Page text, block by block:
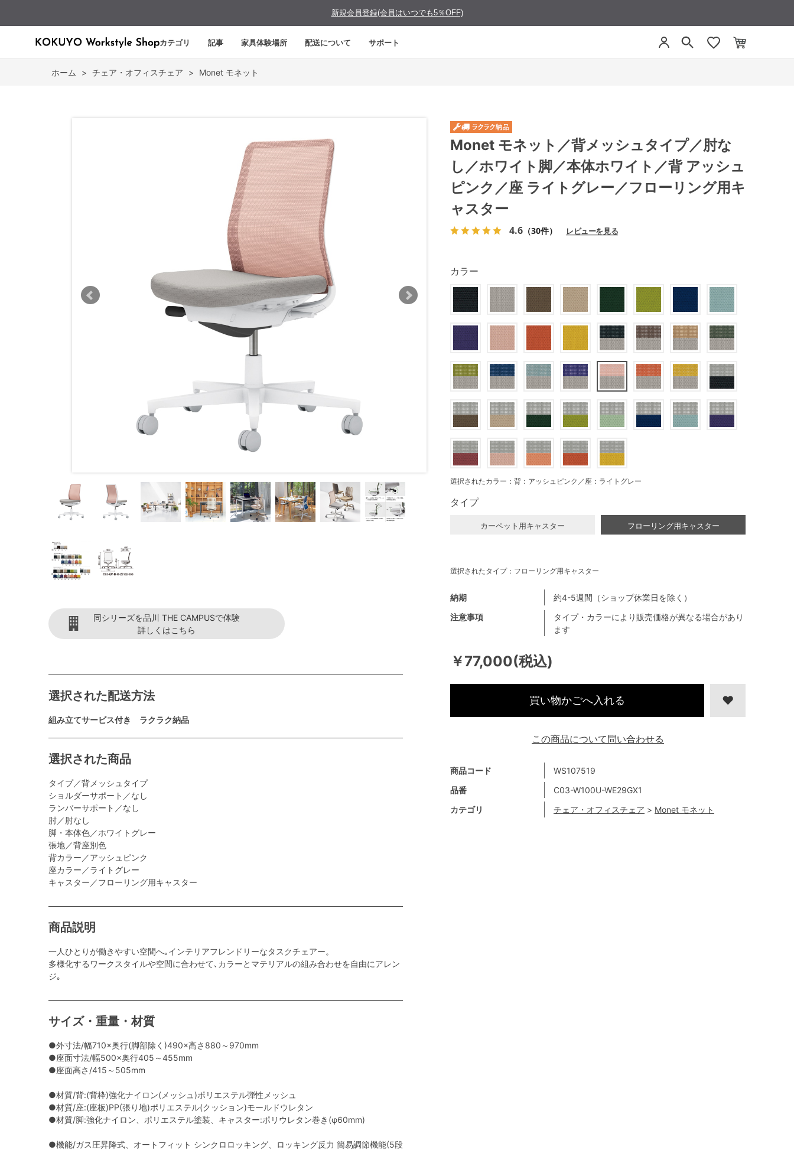
新規会員登録(会員はいつでも5％OFF)
カテゴリ 記事 家具体験場所 配送について サポート
ホーム > チェア・オフィスチェア > Monet モネット
同シリーズを品川 THE CAMPUSで体験
詳しくはこちら
選択された配送方法
組み立てサービス付き ラクラク納品
選択された商品
タイプ／背メッシュタイプ
ショルダーサポート／なし
ランバーサポート／なし
肘／肘なし
脚・本体色／ホワイトグレー
張地／背座別色
背カラー／アッシュピンク
座カラー／ライトグレー
キャスター／フローリング用キャスター
商品説明
一人ひとりが働きやすい空間へ｡インテリアフレンドリーなタスクチェアー。
多様化するワークスタイルや空間に合わせて､カラーとマテリアルの組み合わせを自由にアレン
ジ｡
サイズ・重量・材質
●外寸法/幅710×奥行(脚部除く)490×高さ880～970mm
●座面寸法/幅500×奥行405～455mm
●座面高さ/415～505mm
●材質/背:(背枠)強化ナイロン(メッシュ)ポリエステル弾性メッシュ
●材質/座:(座板)PP(張り地)ポリエステル(クッション)モールドウレタン
●材質/脚:強化ナイロン、ポリエステル塗装、キャスター:ポリウレタン巻き(φ60mm)
●機能/ガス圧昇降式、オートフィット シンクロロッキング、ロッキング反力 簡易調節機能(5段
Monet モネット／背メッシュタイプ／肘な
し／ホワイト脚／本体ホワイト／背 アッシュ
ピンク／座 ライトグレー／フローリング用キ
ャスター
4.6 （30件） レビューを見る
￥77,000(税込)
商品コード
WS107519
品番
C03-W100U-WE29GX1
カテゴリ
チェア・オフィスチェア > Monet モネット
注意事項
タイプ・カラーにより販売価格が異なる場合があり
ます
納期 約4-5週間（ショップ休業日を除く）
カラー
選択されたカラー：背：アッシュピンク／座：ライトグレー
タイプ
カーペット用キャスター フローリング用キャスター
選択されたタイプ：フローリング用キャスター
買い物かごへ入れる
この商品について問い合わせる